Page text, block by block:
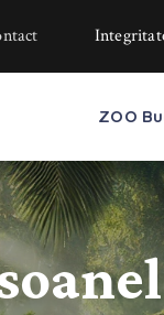
ZOO